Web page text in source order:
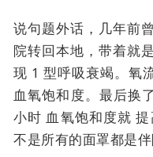
说句题外话，几年前
院转回本地，带着就
现 1 型呼吸衰竭。氧
血氧饱和度。最后换
小时 血氧饱和度就
不是所有的面罩都是伴